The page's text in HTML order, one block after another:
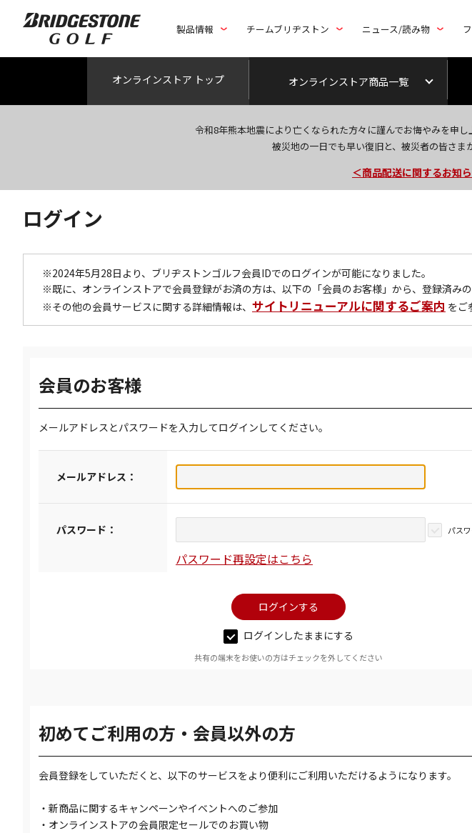
製品情報 チームブリヂストン ニュース/読み物
オンラインストア トップ オンラインストア商品一覧
令和8年熊本地震により亡くなられた方々に謹んでお悔やみを申
被災地の一日でも早い復旧と、被災者の皆さま
＜夏季休暇中のご注文・
今なら新規会員登録で
＜商品配送に関するお知
ログイン
※2024年5月28日より、ブリヂストンゴルフ会員IDでのログインが可能になりました。
※既に、オンラインストアで会員登録がお済の方は、以下の「会員のお客様」から、登録済み
※その他の会員サービスに関する詳細情報は、 サイトリニューアルに関するご案内 をご
会員のお客様
メールアドレスとパスワードを入力してログインしてください。
メールアドレス：
パスワード： パス
パスワード再設定はこちら
ログインしたままにする
共有の端末をお使いの方はチェックを外してください
初めてご利用の方・会員以外の方
会員登録をしていただくと、以下のサービスをより便利にご利用いただけるようになります。
・新商品に関するキャンペーンやイベントへのご参加
・オンラインストアの会員限定セールでのお買い物